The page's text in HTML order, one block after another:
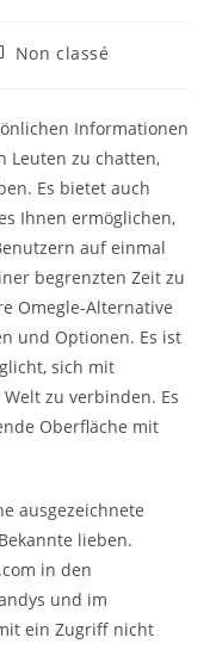
Non classé
Informationen
Leuten zu chatten,
Es bietet auch
Ihnen ermöglichen,
auf einmal
begrenzten Zeit zu
Omegle-Alternative
und Optionen. Es ist
sich mit
zu verbinden. Es
Oberfläche mit
ausgezeichnete
lieben.
in den
und im
ein Zugriff nicht